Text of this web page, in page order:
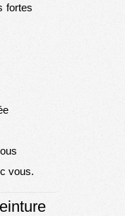
fortes
vous.